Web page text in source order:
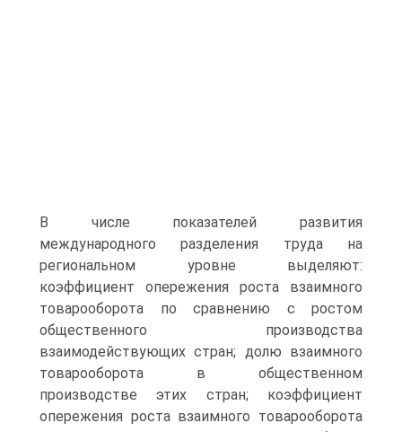
В числе показателей развития
международного разделения труда на
региональном уровне выделяют:
коэффициент опережения роста взаимного
товарооборота по сравнению с ростом
общественного производства
взаимодействующих стран; долю взаимного
товарооборота в общественном
производстве этих стран; коэффициент
опережения роста взаимного товарооборота